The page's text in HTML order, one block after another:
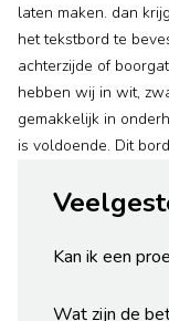
laten maken. dan
het tekstbord te
achterzijde of
hebben wij in wit,
gemakkelijk in
is voldoende. Dit
Kan ik een
Wat zijn de